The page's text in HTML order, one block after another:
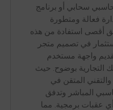
سحابي أو برنامج
فعالة ومتطورة
أقصى استفادة من هذه
في تصميم متجر
واجهة مستخدم
التجارية بوضوح. حيث
المتقن في
المباشر وتدفق
عقبات برمجية. مما